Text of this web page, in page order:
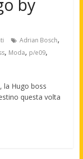
by
Adrian Bosch,
, Moda, p/e09,
la Hugo boss
questa volta